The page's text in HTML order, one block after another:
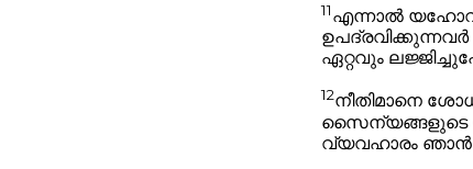
11എന്നാൽ
ഏറ്റവും
12നീതിമാനെ
സൈന്യങ്ങളുടെ
വ്യവഹാരം ഞാൻ